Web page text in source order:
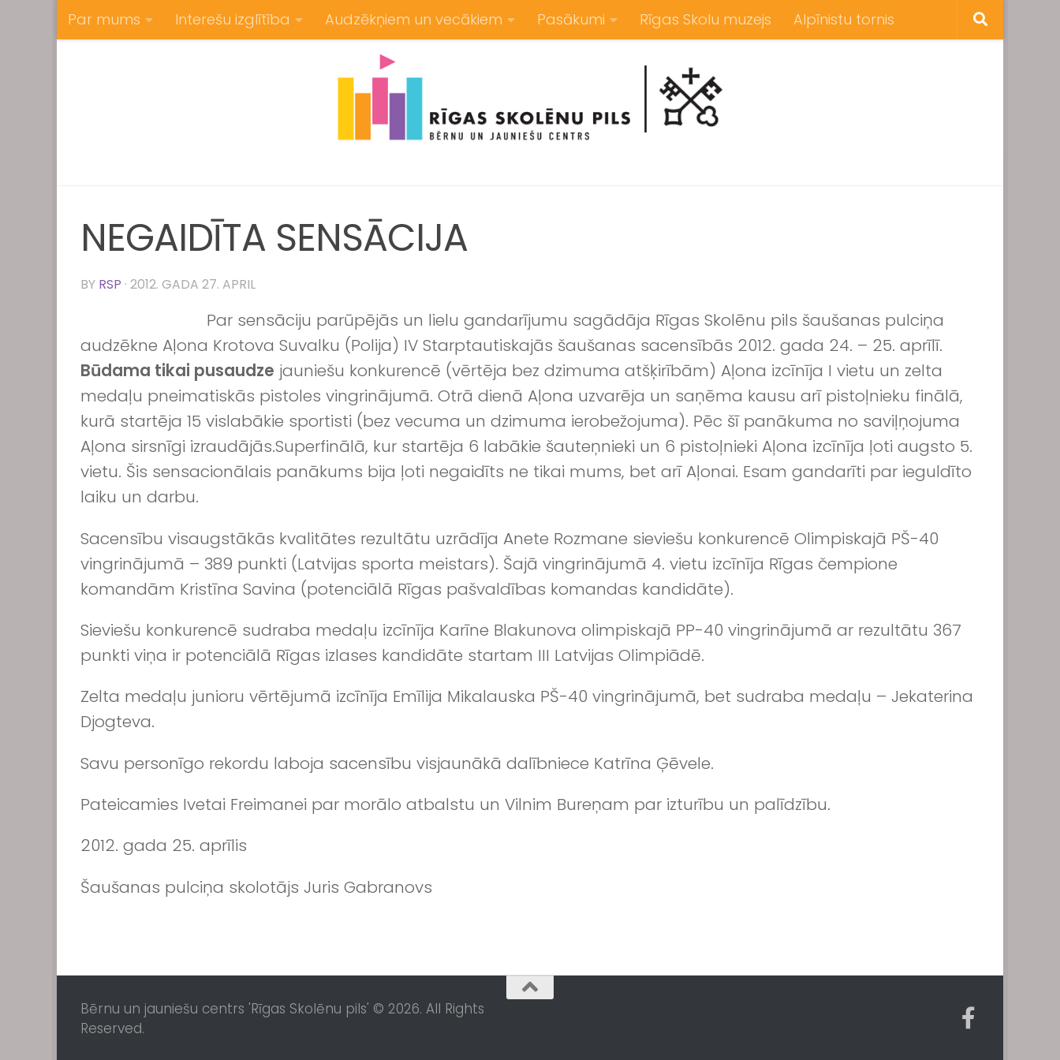
Skip to content
Par mums Interešu izglītība Audzēkņiem un vecākiem Pasākumi Rīgas Skolu muzejs Alpīnistu tornis
NEGAIDĪTA SENSĀCIJA
BY RSP · 2012. GADA 27. APRIL
Par sensāciju parūpējās un lielu gandarījumu sagādāja Rīgas Skolēnu pils šaušanas pulciņa
audzēkne Aļona Krotova Suvalku (Polija) IV Starptautiskajās šaušanas sacensībās 2012. gada 24. – 25. aprīlī.
Būdama tikai pusaudze jauniešu konkurencē (vērtēja bez dzimuma atšķirībām) Aļona izcīnīja I vietu un zelta
medaļu pneimatiskās pistoles vingrinājumā. Otrā dienā Aļona uzvarēja un saņēma kausu arī pistoļnieku finālā,
kurā startēja 15 vislabākie sportisti (bez vecuma un dzimuma ierobežojuma). Pēc šī panākuma no saviļņojuma
Aļona sirsnīgi izraudājās.Superfinālā, kur startēja 6 labākie šauteņnieki un 6 pistoļnieki Aļona izcīnīja ļoti augsto 5.
vietu. Šis sensacionālais panākums bija ļoti negaidīts ne tikai mums, bet arī Aļonai. Esam gandarīti par ieguldīto
laiku un darbu.
Sacensību visaugstākās kvalitātes rezultātu uzrādīja Anete Rozmane sieviešu konkurencē Olimpiskajā PŠ-40
vingrinājumā – 389 punkti (Latvijas sporta meistars). Šajā vingrinājumā 4. vietu izcīnīja Rīgas čempione
komandām Kristīna Savina (potenciālā Rīgas pašvaldības komandas kandidāte).
Sieviešu konkurencē sudraba medaļu izcīnīja Karīne Blakunova olimpiskajā PP-40 vingrinājumā ar rezultātu 367
punkti viņa ir potenciālā Rīgas izlases kandidāte startam III Latvijas Olimpiādē.
Zelta medaļu junioru vērtējumā izcīnīja Emīlija Mikalauska PŠ-40 vingrinājumā, bet sudraba medaļu – Jekaterina
Djogteva.
Savu personīgo rekordu laboja sacensību visjaunākā dalībniece Katrīna Ģēvele.
Pateicamies Ivetai Freimanei par morālo atbalstu un Vilnim Bureņam par izturību un palīdzību.
2012. gada 25. aprīlis
Šaušanas pulciņa skolotājs Juris Gabranovs
Bērnu un jauniešu centrs 'Rīgas Skolēnu pils' © 2026. All Rights
Reserved.